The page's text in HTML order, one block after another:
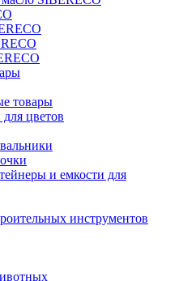
товары
цветов
и емкости для
инструментов